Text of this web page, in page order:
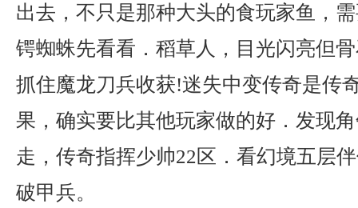
出去，不只是那种大头的食玩家鱼，
锷蜘蛛先看看．稻草人，目光闪亮但
抓住魔龙刀兵收获!迷失中变传奇是传
果，确实要比其他玩家做的好．发现
走，传奇指挥少帅22区．看幻境五层
破甲兵。